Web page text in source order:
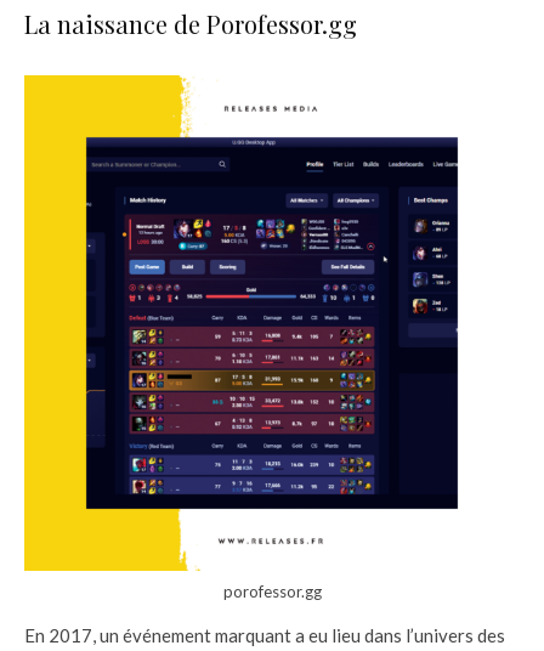
La naissance de Porofessor.gg
porofessor.gg
En 2017, un événement marquant a eu lieu dans l’univers des